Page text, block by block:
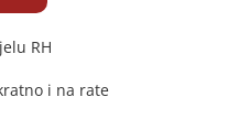
RH
i na rate